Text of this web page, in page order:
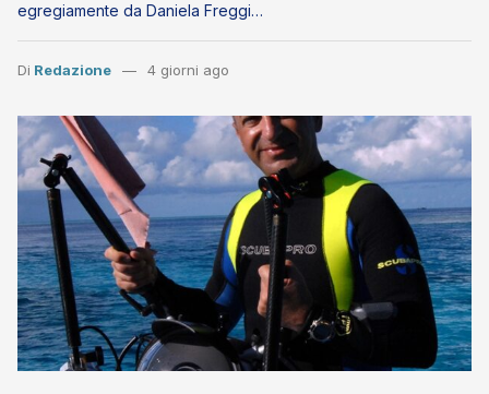
egregiamente da Daniela Freggi…
Di Redazione 4 giorni ago